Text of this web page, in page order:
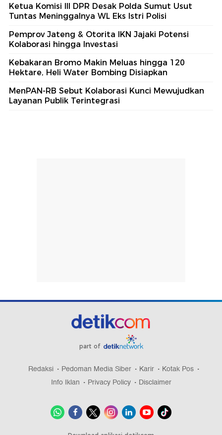
Ketua Komisi III DPR Desak Polda Sumut Usut
Tuntas Meninggalnya WL Eks Istri Polisi
Pemprov Jateng & Otorita IKN Jajaki Potensi
Kolaborasi hingga Investasi
Kebakaran Bromo Makin Meluas hingga 120
Hektare, Heli Water Bombing Disiapkan
MenPAN-RB Sebut Kolaborasi Kunci Mewujudkan
Layanan Publik Terintegrasi
part of
Redaksi Pedoman Media Siber Karir
Kotak Pos
Info Iklan
Privacy Policy Disclaimer